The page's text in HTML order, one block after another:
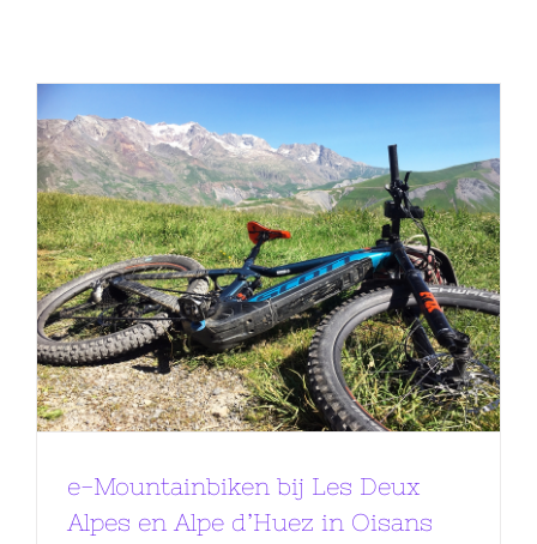
e-Mountainbiken bij Les Deux
Alpes en Alpe d’Huez in Oisans